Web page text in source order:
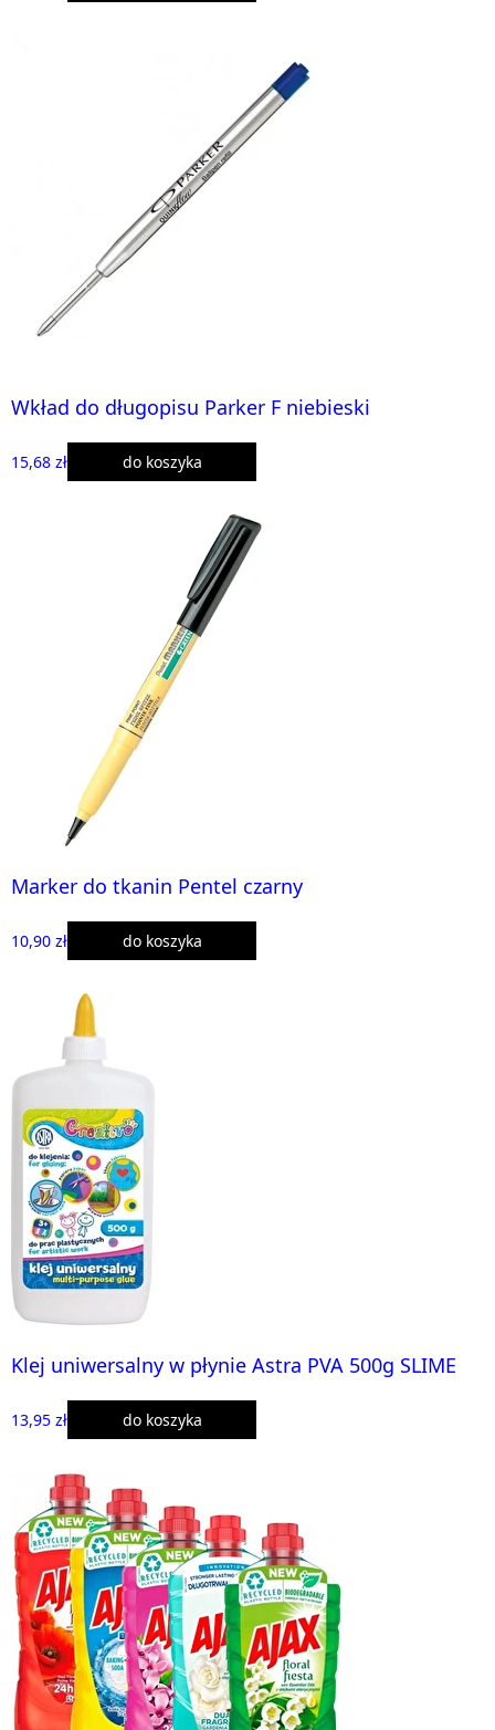
Wkład do długopisu Parker F niebieski
15,68 zł do koszyka
Marker do tkanin Pentel czarny
10,90 zł do koszyka
Klej uniwersalny w płynie Astra PVA 500g SLIME
13,95 zł do koszyka